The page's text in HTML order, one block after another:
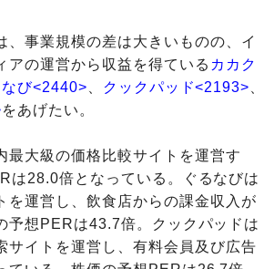
事業規模の差は大きいものの、イ
アの運営から収益を得ている カカク
なび<2440> クックパッド<2193>
をあげたい。
大級の価格比較サイトを運営す
は28.0倍となっている。ぐるなびは
を運営し、飲食店からの課金収入が
予想PERは43.7倍。クックパッドは
サイトを運営し、有料会員及び広告